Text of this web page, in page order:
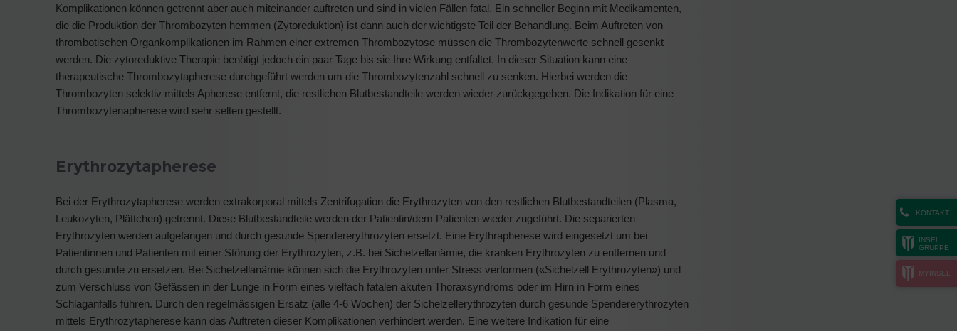
KONTAKT
INSEL
GRUPPE
MYINSEL
Komplikationen können getrennt aber auch miteinander auftreten und sind in vielen Fällen fatal. Ein schneller Beginn mit Medikamenten,
die die Produktion der Thrombozyten hemmen (Zytoreduktion) ist dann auch der wichtigste Teil der Behandlung. Beim Auftreten von
thrombotischen Organkomplikationen im Rahmen einer extremen Thrombozytose müssen die Thrombozytenwerte schnell gesenkt
werden. Die zytoreduktive Therapie benötigt jedoch ein paar Tage bis sie Ihre Wirkung entfaltet. In dieser Situation kann eine
therapeutische Thrombozytapherese durchgeführt werden um die Thrombozytenzahl schnell zu senken. Hierbei werden die
Thrombozyten selektiv mittels Apherese entfernt, die restlichen Blutbestandteile werden wieder zurückgegeben. Die Indikation für eine
Thrombozytenapherese wird sehr selten gestellt.
Erythrozytapherese
Bei der Erythrozytapherese werden extrakorporal mittels Zentrifugation die Erythrozyten von den restlichen Blutbestandteilen (Plasma,
Leukozyten, Plättchen) getrennt. Diese Blutbestandteile werden der Patientin/dem Patienten wieder zugeführt. Die separierten
Erythrozyten werden aufgefangen und durch gesunde Spendererythrozyten ersetzt. Eine Erythrapherese wird eingesetzt um bei
Patientinnen und Patienten mit einer Störung der Erythrozyten, z.B. bei Sichelzellanämie, die kranken Erythrozyten zu entfernen und
durch gesunde zu ersetzen. Bei Sichelzellanämie können sich die Erythrozyten unter Stress verformen («Sichelzell Erythrozyten») und
zum Verschluss von Gefässen in der Lunge in Form eines vielfach fatalen akuten Thoraxsyndroms oder im Hirn in Form eines
Schlaganfalls führen. Durch den regelmässigen Ersatz (alle 4-6 Wochen) der Sichelzellerythrozyten durch gesunde Spendererythrozyten
mittels Erythrozytapherese kann das Auftreten dieser Komplikationen verhindert werden. Eine weitere Indikation für eine